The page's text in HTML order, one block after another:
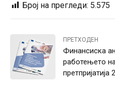
Број на прегледи: 5.575
ПРЕТХОДЕН
Финансиска
работењето